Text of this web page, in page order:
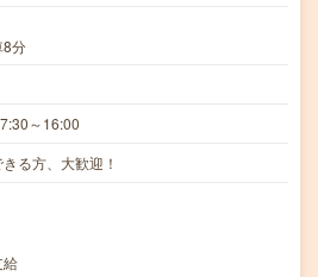
8分
～16:00
る方、大歓迎！
給